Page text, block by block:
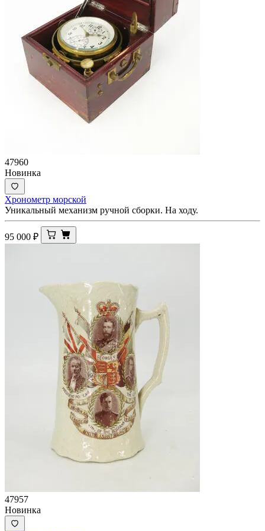
47960
Новинка
Хронометр морской
Уникальный механизм ручной сборки. На ходу.
95 000 ₽
47957
Новинка